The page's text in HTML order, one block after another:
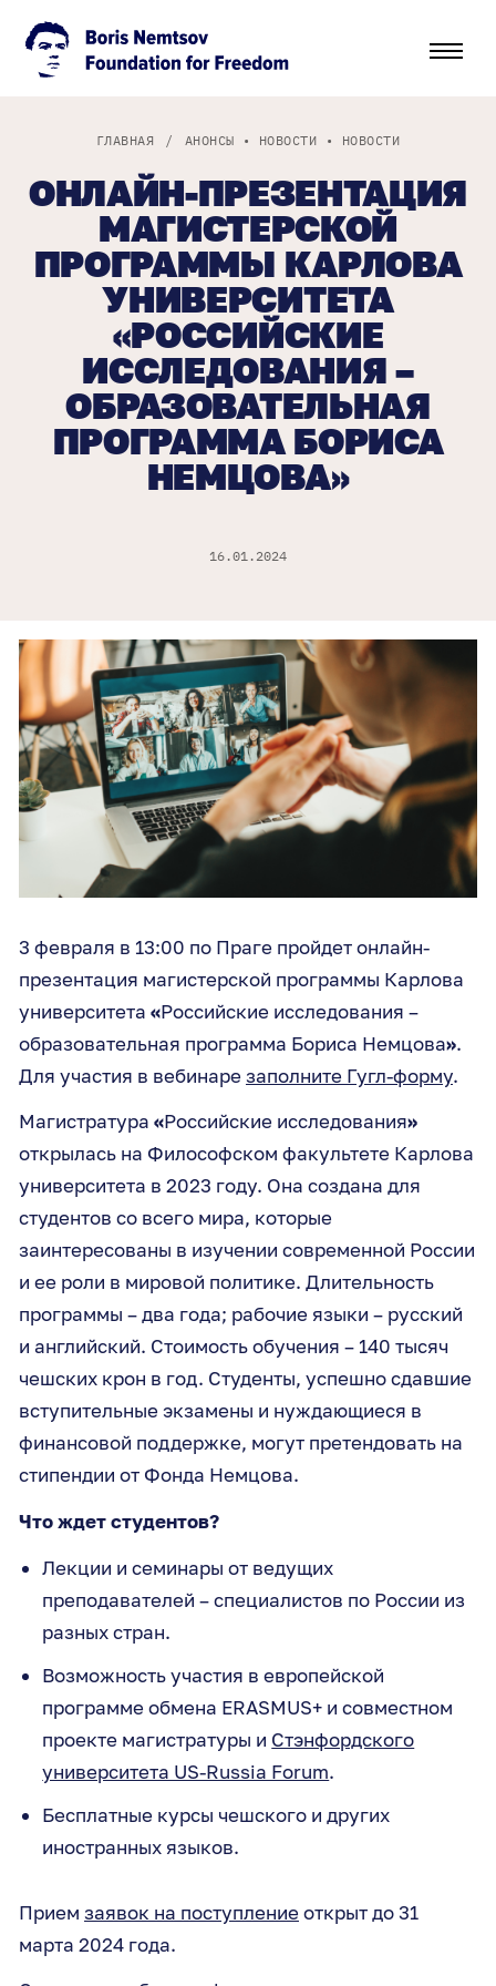
ГЛАВНАЯ / АНОНСЫ • НОВОСТИ • НОВОСТИ
ОНЛАЙН-ПРЕЗЕНТАЦИЯ
МАГИСТЕРСКОЙ
ПРОГРАММЫ КАРЛОВА
УНИВЕРСИТЕТА
«РОССИЙСКИЕ
ИССЛЕДОВАНИЯ –
ОБРАЗОВАТЕЛЬНАЯ
ПРОГРАММА БОРИСА
НЕМЦОВА»
16.01.2024
3 февраля в 13:00 по Праге пройдет онлайн-
презентация магистерской программы Карлова
университета «Российские исследования –
образовательная программа Бориса Немцова».
Для участия в вебинаре заполните Гугл-форму.
Магистратура «Российские исследования»
открылась на Философском факультете Карлова
университета в 2023 году. Она создана для
студентов со всего мира, которые
заинтересованы в изучении современной России
и ее роли в мировой политике. Длительность
программы – два года; рабочие языки – русский
и английский. Стоимость обучения – 140 тысяч
чешских крон в год. Студенты, успешно сдавшие
вступительные экзамены и нуждающиеся в
финансовой поддержке, могут претендовать на
стипендии от Фонда Немцова.
Что ждет студентов?
Лекции и семинары от ведущих
преподавателей – специалистов по России из
разных стран.
Возможность участия в европейской
программе обмена ERASMUS+ и совместном
проекте магистратуры и Стэнфордского
университета US-Russia Forum.
Бесплатные курсы чешского и других
иностранных языков.
Прием заявок на поступление открыт до 31
марта 2024 года.